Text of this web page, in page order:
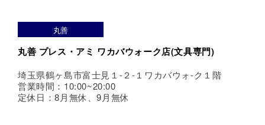
丸善
丸善 プレス・アミ ワカバウォーク店(文具専門)
埼玉県鶴ヶ島市富士見１-２-１ワカバウォ-ク１階
営業時間：10:00~20:00
定休日：8月無休、9月無休